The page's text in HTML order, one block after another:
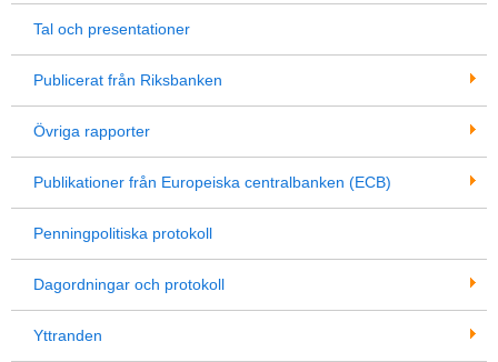
Tal och presentationer
Publicerat från Riksbanken
Övriga rapporter
Publikationer från Europeiska centralbanken (ECB)
Penningpolitiska protokoll
Dagordningar och protokoll
Yttranden